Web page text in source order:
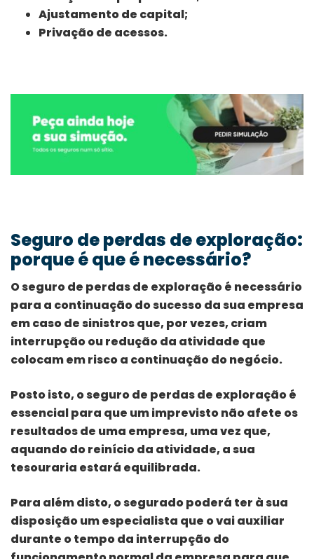
Ajustamento de capital;
Privação de acessos.
Seguro de perdas de exploração:
porque é que é necessário?
O seguro de perdas de exploração é necessário
para a continuação do sucesso da sua empresa
em caso de sinistros que, por vezes, criam
interrupção ou redução da atividade que
colocam em risco a continuação do negócio.
Posto isto, o seguro de perdas de exploração é
essencial para que um imprevisto não afete os
resultados de uma empresa, uma vez que,
aquando do reinício da atividade, a sua
tesouraria estará equilibrada.
Para além disto, o segurado poderá ter à sua
disposição um especialista que o vai auxiliar
durante o tempo da interrupção do